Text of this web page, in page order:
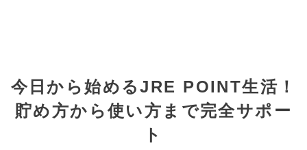
今日から始めるJRE POINT生活！
貯め方から使い方まで完全サポー
ト